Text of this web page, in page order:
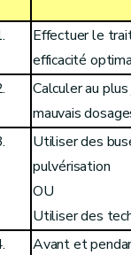
Effectuer le
efficacité
Calculer au
mauvais
Utiliser des
pulvérisation
OU
Utiliser des
Avantet